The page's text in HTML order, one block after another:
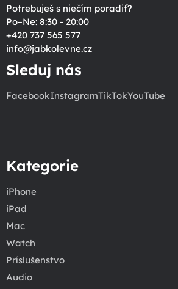
Potrebuješ s niečím poradiť?
Po–Ne: 8:30 - 20:00
+420 737 565 577
info@jabkolevne.cz
Sleduj nás
FacebookInstagramTikTokYouTube
Kategorie
iPhone
iPad
Mac
Watch
Príslušenstvo
Audio